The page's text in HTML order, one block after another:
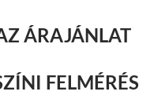
ÁRAJÁNLAT
FELMÉRÉS